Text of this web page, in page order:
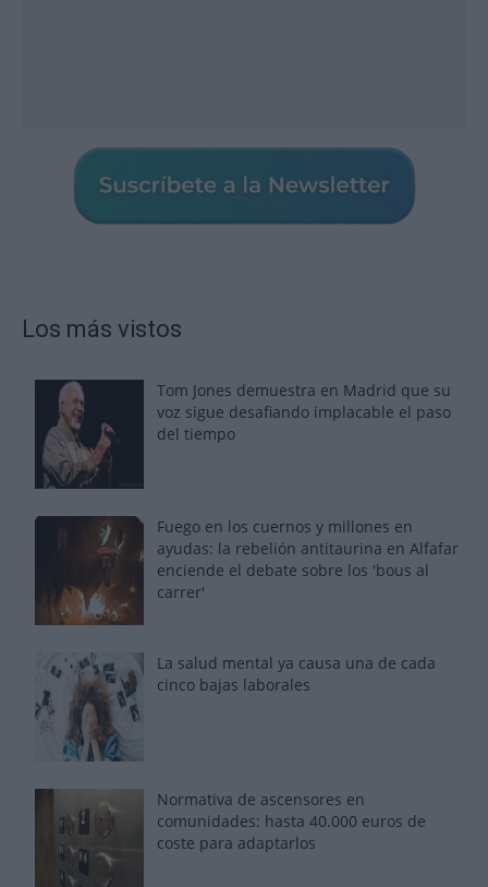
Los más vistos
Tom Jones demuestra en Madrid que su
voz sigue desafiando implacable el paso
del tiempo
Fuego en los cuernos y millones en
ayudas: la rebelión antitaurina en Alfafar
enciende el debate sobre los 'bous al
carrer'
La salud mental ya causa una de cada
cinco bajas laborales
Normativa de ascensores en
comunidades: hasta 40.000 euros de
coste para adaptarlos